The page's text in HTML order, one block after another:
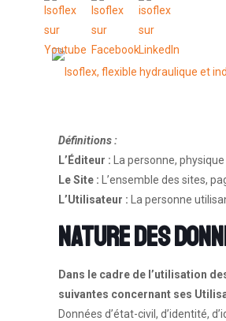
Définitions :
L’Éditeur : La personne,
Le Site : L’ensemble des sites,
L’Utilisateur : La personne
Nature des
Dans le cadre de l’utilisation
suivantes concernant ses
Données d’état-civil, d’identité,